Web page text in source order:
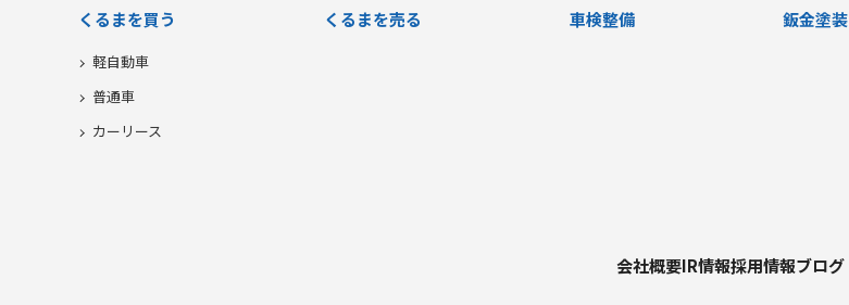
くるまを買う
軽自動車
普通車
カーリース
くるまを売る 車検整備 鈑金塗装
会社概要IR情報採用情報ブログ